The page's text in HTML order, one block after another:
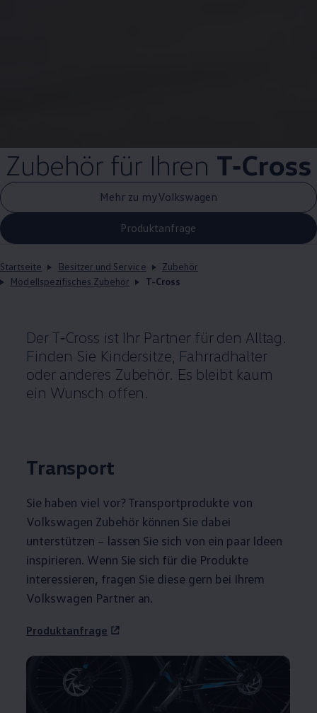
Zubehörfür Ihren T‑Cross
Mehr zu myVolkswagen
Produktanfrage
Startseite Besitzer und Service
Zubehör
Modellspezifisches Zubehör
T-Cross
Der T‑Cross ist Ihr Partner für den Alltag.
Finden Sie Kindersitze, Fahrradhalter
oder anderes Zubehör. Es bleibt kaum
ein Wunsch offen.
Transport
Sie haben viel vor? Transportprodukte von
Volkswagen Zubehör können Sie dabei
unterstützen – lassen Sie sich von ein paar Ideen
inspirieren. Wenn Sie sich für die Produkte
interessieren, fragen Sie diese gern bei Ihrem
Volkswagen Partner an.
Produktanfrage